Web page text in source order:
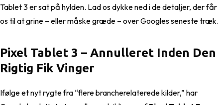
Tablet 3 er sat på hylden. Lad os dykke ned i de detaljer, der får
os til at grine – eller måske græde – over Googles seneste træk.
Pixel Tablet 3 – Annulleret Inden Den
Rigtig Fik Vinger
Ifølge et nyt rygte fra “flere brancherelaterede kilder,” har